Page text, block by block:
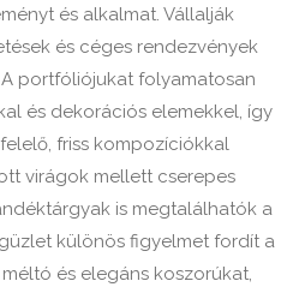
és alkalmat. Vállalják
és céges rendezvények
portfóliójukat folyamatosan
és dekorációs elemekkel, így
friss kompozíciókkal
virágok mellett cserepes
is megtalálhatók a
különös figyelmet fordít a
és elegáns koszorúkat,